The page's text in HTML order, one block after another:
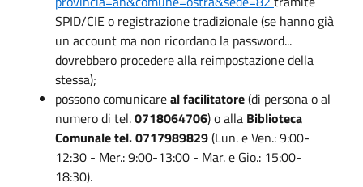
SPID/CIE o registrazione tradizionale (se hanno già
un account ma non ricordano la password...
dovrebbero procedere alla reimpostazione della
stessa);
possono comunicareal facilitatore(di persona o al
numero di tel.0718064706) o alla Biblioteca
Comunale tel. 0717989829(Lun. e Ven.: 9:00-
12:30 - Mer.: 9:00-13:00 - Mar. e Gio.: 15:00-
18:30).